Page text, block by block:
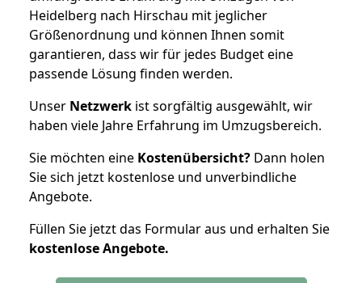
Heidelberg nach Hirschau mit jeglicher
Größenordnung und können Ihnen somit
garantieren, dass wir für jedes Budget eine
passende Lösung finden werden.
Unser Netzwerk ist sorgfältig ausgewählt, wir
haben viele Jahre Erfahrung im Umzugsbereich.
Sie möchten eine Kostenübersicht? Dann holen
Sie sich jetzt kostenlose und unverbindliche
Angebote.
Füllen Sie jetzt das Formular aus und erhalten Sie
kostenloseAngebote.